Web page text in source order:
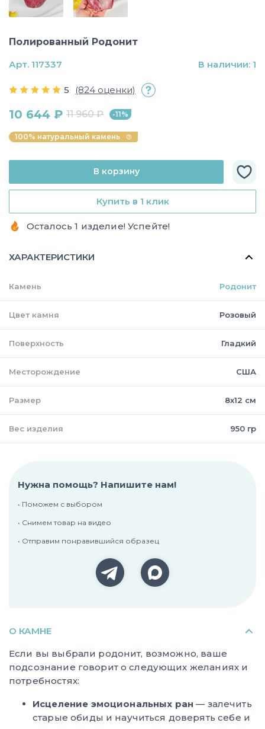
Полированный Родонит
5 (824 оценки)
10 644 ₽ 11 960 ₽ -11%
100% натуральный камень
Купить в 1 клик
В корзину
Осталось 1 изделие! Успейте!
Арт. 117337 В наличии: 1
ХАРАКТЕРИСТИКИ
Камень Родонит
Цвет камня Розовый
Поверхность Гладкий
Месторождение США
Размер 8х12 см
Вес изделия 950 гр
Нужна помощь? Напишите нам!
• Поможем с выбором
• Снимем товар на видео
• Отправим понравившийся образец
О КАМНЕ
Если вы выбрали родонит, возможно, ваше
подсознание говорит о следующих желаниях и
потребностях:
Исцеление эмоциональных ран — залечить
старые обиды и научиться доверять себе и